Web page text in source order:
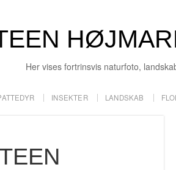
Her vises fortrinsvis naturfoto,
INSEKTER LANDSKAB